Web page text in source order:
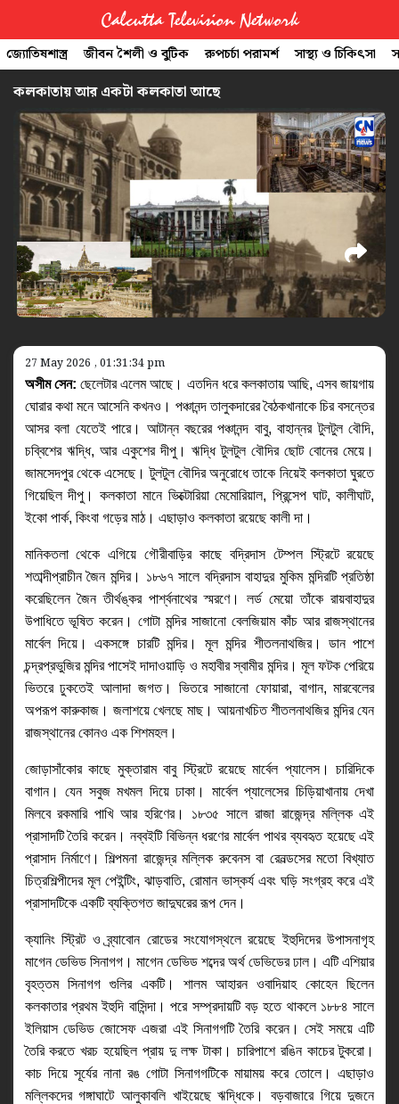
Calcutta Television Network
জ্যোতিষশাস্ত্র জীবন শৈলী ও বুটিক রুপচর্চা পরামর্শ সাস্থ্য ও চিকিৎসা
কলকাতায় আর একটা কলকাতা আছে
27 May 2026 , 01:31:34 pm
অসীম সেন: ছেলেটার এলেম আছে। এতদিন ধরে কলকাতায় আছি, এসব জায়গায়
ঘোরার কথা মনে আসেনি কখনও। পঞ্চানন্দ তালুকদারের বৈঠকখানাকে চির বসন্তের
আসর বলা যেতেই পারে। আটান্ন বছরের পঞ্চানন্দ বাবু, বাহান্নর টুলটুল বৌদি,
চব্বিশের ঋদ্ধি, আর একুশের দীপু। ঋদ্ধি টুলটুল বৌদির ছোট বোনের মেয়ে।
জামসেদপুর থেকে এসেছে। টুলটুল বৌদির অনুরোধে তাকে নিয়েই কলকাতা ঘুরতে
গিয়েছিল দীপু। কলকাতা মানে ভিক্টোরিয়া মেমোরিয়াল, প্রিন্সেপ ঘাট, কালীঘাট,
ইকো পার্ক, কিংবা গড়ের মাঠ। এছাড়াও কলকাতা রয়েছে কালী দা।
মানিকতলা থেকে এগিয়ে গৌরীবাড়ির কাছে বদ্রিদাস টেম্পল স্ট্রিটে রয়েছে
শতাব্দীপ্রাচীন জৈন মন্দির। ১৮৬৭ সালে বদ্রিদাস বাহাদুর মুকিম মন্দিরটি প্রতিষ্ঠা
করেছিলেন জৈন তীর্থঙ্কর পার্শ্বনাথের স্মরণে। লর্ড মেয়ো তাঁকে রায়বাহাদুর
উপাধিতে ভূষিত করেন। গোটা মন্দির সাজানো বেলজিয়াম কাঁচ আর রাজস্থানের
মার্বেল দিয়ে। একসঙ্গে চারটি মন্দির। মূল মন্দির শীতলনাথজির। ডান পাশে
চন্দ্রপ্রভুজির মন্দির পাসেই দাদাওয়াড়ি ও মহাবীর স্বামীর মন্দির। মূল ফটক পেরিয়ে
ভিতরে ঢুকতেই আলাদা জগত। ভিতরে সাজানো ফোয়ারা, বাগান, মারবেলের
অপরূপ কারুকাজ। জলাশয়ে খেলছে মাছ। আয়নাখচিত শীতলনাথজির মন্দির যেন
রাজস্থানের কোনও এক শিশমহল।
জোড়াসাঁকোর কাছে মুক্তারাম বাবু স্ট্রিটে রয়েছে মার্বেল প্যালেস। চারিদিকে
বাগান। যেন সবুজ মখমল দিয়ে ঢাকা। মার্বেল প্যালেসের চিড়িয়াখানায় দেখা
মিলবে রকমারি পাখি আর হরিণের। ১৮৩৫ সালে রাজা রাজেন্দ্র মল্লিক এই
প্রাসাদটি তৈরি করেন। নব্বইটি বিভিন্ন ধরণের মার্বেল পাথর ব্যবহৃত হয়েছে এই
প্রাসাদ নির্মাণে। শিল্পমনা রাজেন্দ্র মল্লিক রুবেনস বা রেনল্ডসের মতো বিখ্যাত
চিত্রশিল্পীদের মূল পেইন্টিং, ঝাড়বাতি, রোমান ভাস্কর্য এবং ঘড়ি সংগ্রহ করে এই
প্রাসাদটিকে একটি ব্যক্তিগত জাদুঘরের রূপ দেন।
ক্যানিং স্ট্রিট ও ব্র্যাবোন রোডের সংযোগস্থলে রয়েছে ইহুদিদের উপাসনাগৃহ
মাগেন ডেভিড সিনাগগ। মাগেন ডেভিড শব্দের অর্থ ডেভিডের ঢাল। এটি এশিয়ার
বৃহত্তম সিনাগগ গুলির একটি। শালম আহারন ওবাদিয়াহ কোহেন ছিলেন
কলকাতার প্রথম ইহুদি বাসিন্দা। পরে সম্প্রদায়টি বড় হতে থাকলে ১৮৮৪ সালে
ইলিয়াস ডেভিড জোসেফ এজরা এই সিনাগগটি তৈরি করেন। সেই সময়ে এটি
তৈরি করতে খরচ হয়েছিল প্রায় দু লক্ষ টাকা। চারিপাশে রঙিন কাচের টুকরো।
কাচ দিয়ে সূর্যের নানা রঙ গোটা সিনাগগটিকে মায়াময় করে তোলে। এছাড়াও
মল্লিকদের গঙ্গাঘাটে আলুকাবলি খাইয়েছে ঋদ্ধিকে। বড়বাজারে গিয়ে দুজনে
CTVN
Quick
Links
Legal